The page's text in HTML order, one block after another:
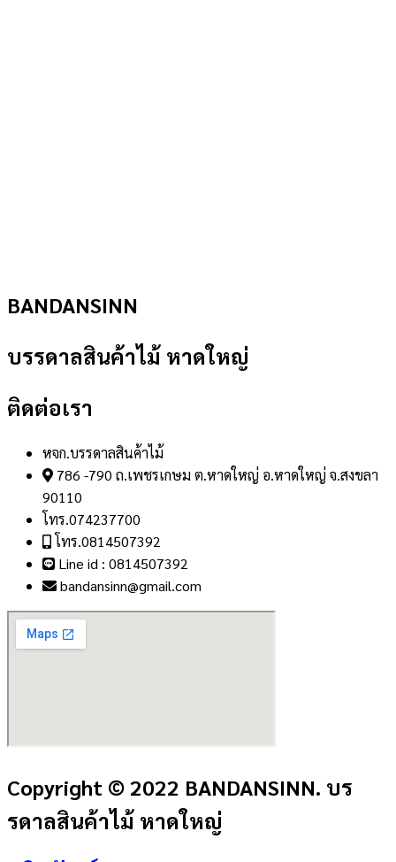
BANDANSINN
บรรดาลสินค้าไม้ หาดใหญ่
ติดต่อเรา
หจก.บรรดาลสินค้าไม้
786 -790 ถ.เพชรเกษม ต.หาดใหญ่ อ.หาดใหญ่ จ.สงขลา
90110
โทร.074237700
โทร.0814507392
Line id : 0814507392
bandansinn@gmail.com
Copyright © 2022 BANDANSINN. บร
รดาลสินค้าไม้ หาดใหญ่